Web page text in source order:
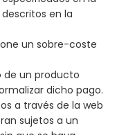
en la
un sobre-coste
de un producto
dicho pago.
a través de la web
sujetos a un